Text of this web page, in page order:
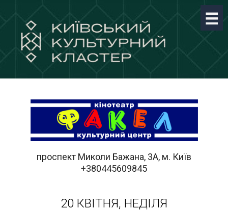
проспект Миколи Бажана, 3А, м. Київ
+380445609845
20 КВІТНЯ, НЕДІЛЯ